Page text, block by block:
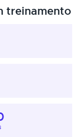
treinamento